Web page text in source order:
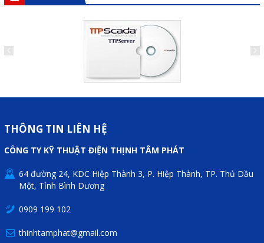
THÔNG TIN LIÊN HỆ
CÔNG TY KỸ THUẬT ĐIỆN THỊNH TÂM PHÁT
64 đường 24, KDC Hiệp Thành 3, P. Hiệp Thành, TP. Thủ Dầu
Một, Tỉnh Bình Dương
0909 199 102
thinhtamphat@gmail.com